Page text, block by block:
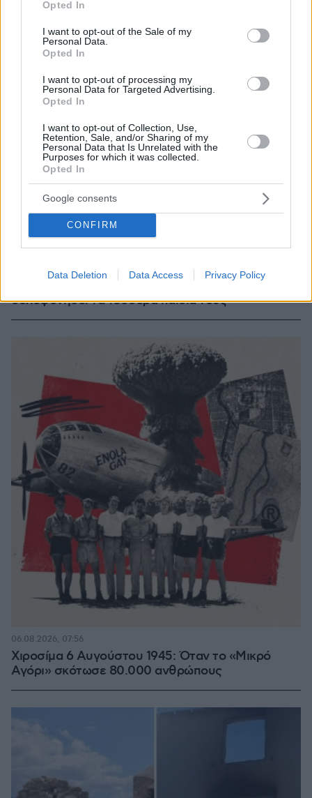
use your data for below specified purposes in below Google
consent section.
Opted In
I want to opt-out of the Sale of my
Personal Data.
Opted In
I want to opt-out of processing my
Personal Data for Targeted Advertising.
Opted In
I want to opt-out of Collection, Use,
Retention, Sale, and/or Sharing of my
Personal Data that Is Unrelated with the
Purposes for which it was collected.
Opted In
Google consents
CONFIRM
Data Deletion Data Access Privacy Policy
«Τα παιδιά έχουν μια μικρή ίωση»: Το τελευταίο
δολοφονήσει τα τέσσερα παιδιά τους
Χιροσίμα 6 Αυγούστου 1945: Όταν το «Μικρό
Αγόρι» σκότωσε 80.000 ανθρώπους
06.08.2026, 07:56